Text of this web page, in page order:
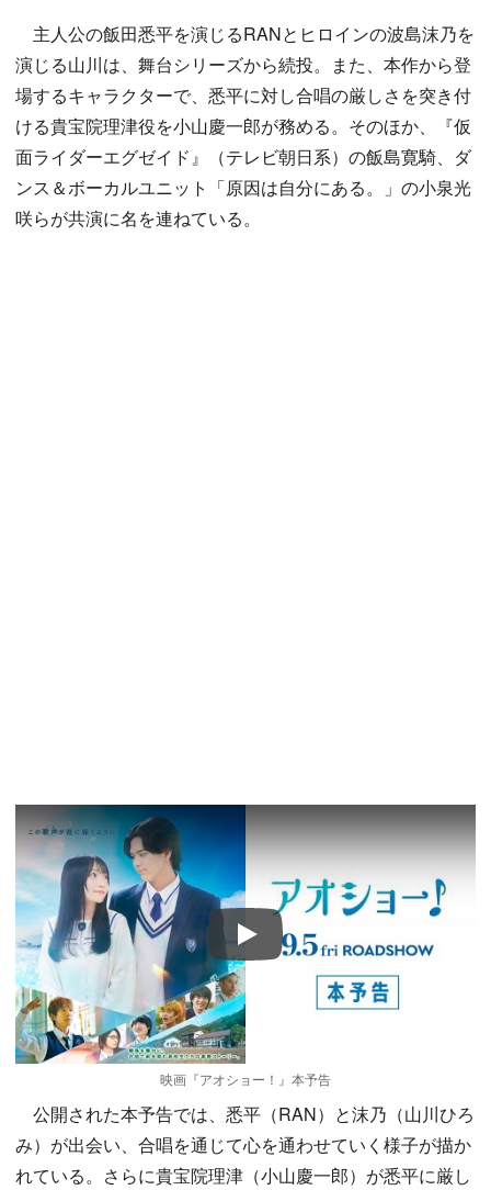
主人公の飯田悉平を演じるRANとヒロインの波島沫乃を
演じる山川は、舞台シリーズから続投。また、本作から登
場するキャラクターで、悉平に対し合唱の厳しさを突き付
ける貴宝院理津役を小山慶一郎が務める。そのほか、『仮
面ライダーエグゼイド』（テレビ朝日系）の飯島寛騎、ダ
ンス＆ボーカルユニット「原因は自分にある。」の小泉光
咲らが共演に名を連ねている。
Play
映画『アオショー！』本予告
公開された本予告では、悉平（RAN）と沫乃（山川ひろ
み）が出会い、合唱を通じて心を通わせていく様子が描か
れている。さらに貴宝院理津（小山慶一郎）が悉平に厳し